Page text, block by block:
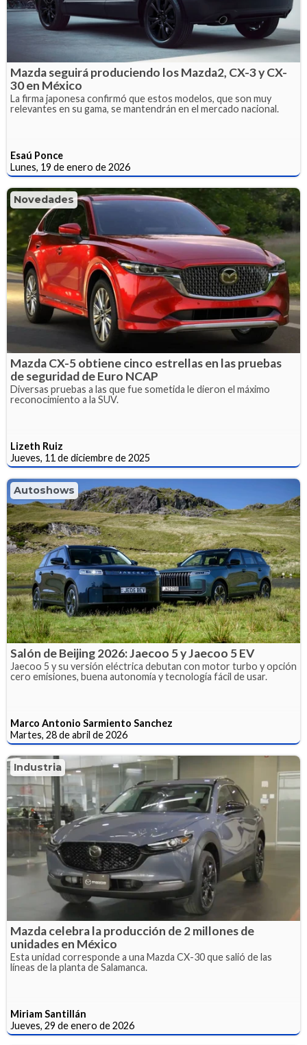
Mazda seguirá produciendo los Mazda2, CX-3 y CX-
30 en México
La firma japonesa confirmó que estos modelos, que son muy
relevantes en su gama, se mantendrán en el mercado nacional.
Esaú Ponce
Lunes, 19 de enero de 2026
Novedades
Mazda CX-5 obtiene cinco estrellas en las pruebas
de seguridad de Euro NCAP
Diversas pruebas a las que fue sometida le dieron el máximo
reconocimiento a la SUV.
Lizeth Ruiz
Jueves, 11 de diciembre de 2025
Autoshows
Salón de Beijing 2026: Jaecoo 5 y Jaecoo 5 EV
Jaecoo 5 y su versión eléctrica debutan con motor turbo y opción
cero emisiones, buena autonomía y tecnología fácil de usar.
Marco Antonio Sarmiento Sanchez
Martes, 28 de abril de 2026
Industria
Mazda celebra la producción de 2 millones de
unidades en México
Esta unidad corresponde a una Mazda CX-30 que salió de las
líneas de la planta de Salamanca.
Miriam Santillán
Jueves, 29 de enero de 2026